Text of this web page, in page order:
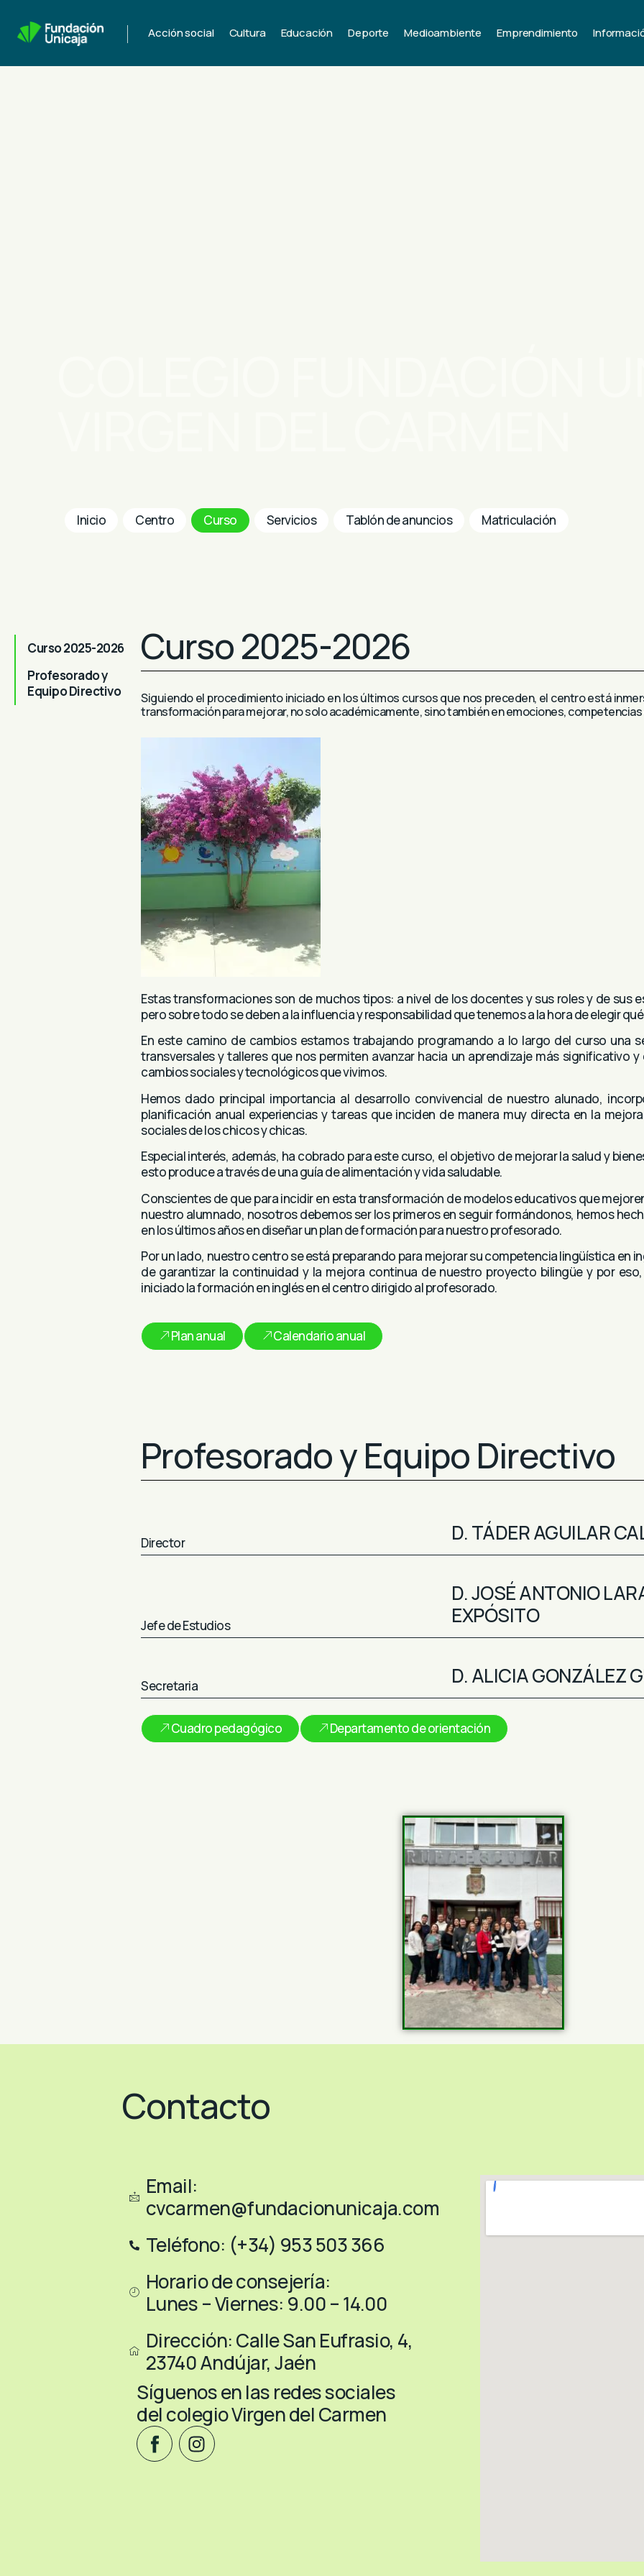
| Acción social Cultura Educación Deporte Medioambiente Emprendimiento
Inicio Centro Curso Servicios Tablón de anuncios Matriculación
Curso 2025-2026
Profesorado y
Equipo Directivo
Curso 2025-2026
Siguiendo el procedimiento iniciado en los últimos cursos que nos preceden, el centro está
transformación para mejorar, no solo académicamente, sino también en emociones,
Estas transformaciones son de muchos tipos: a nivel de los docentes y sus roles y de sus
pero sobre todo se deben a la influencia y responsabilidad que tenemos a la hora de elegir
En este camino de cambios estamos trabajando programando a lo largo del curso una
transversales y talleres que nos permiten avanzar hacia un aprendizaje más significativo
cambios sociales y tecnológicos que vivimos.
Hemos dado principal importancia al desarrollo convivencial de nuestro alunado,
planificación anual experiencias y tareas que inciden de manera muy directa en la
sociales de los chicos y chicas.
Especial interés, además, ha cobrado para este curso, el objetivo de mejorar la salud y
esto produce a través de una guía de alimentación y vida saludable.
Conscientes de que para incidir en esta transformación de modelos educativos que
nuestro alumnado, nosotros debemos ser los primeros en seguir formándonos, hemos
en los últimos años en diseñar un plan de formación para nuestro profesorado.
Por un lado, nuestro centro se está preparando para mejorar su competencia lingüística en
de garantizar la continuidad y la mejora continua de nuestro proyecto bilingüe y por
iniciado la formación en inglés en el centro dirigido al profesorado.
Plan anual Calendario anual
Profesorado y Equipo Directivo
Director D. TÁDER AGUILAR
Jefe de Estudios
D. JOSÉ ANTONIO
EXPÓSITO
Secretaria D. ALICIA GONZÁLEZ
Cuadro pedagógico Departamento de orientación
Contacto
Email:
cvcarmen@fundacionunicaja.com
Teléfono: (+34) 953 503 366
Horario de consejería:
Lunes – Viernes: 9.00 – 14.00
Dirección: Calle San Eufrasio, 4,
23740 Andújar, Jaén
Síguenos en las redes sociales
del colegio Virgen del Carmen